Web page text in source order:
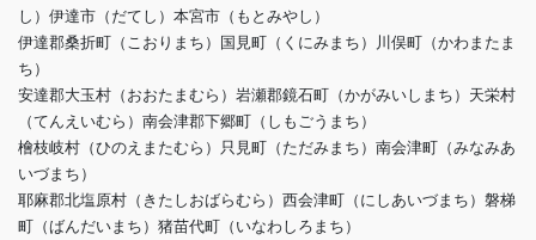
し）伊達市（だてし）本宮市（もとみやし）
伊達郡桑折町（こおりまち）国見町（くにみまち）川俣町（かわまたま
ち）
安達郡大玉村（おおたまむら）岩瀬郡鏡石町（かがみいしまち）天栄村
（てんえいむら）南会津郡下郷町（しもごうまち）
檜枝岐村（ひのえまたむら）只見町（ただみまち）南会津町（みなみあ
いづまち）
耶麻郡北塩原村（きたしおばらむら）西会津町（にしあいづまち）磐梯
町（ばんだいまち）猪苗代町（いなわしろまち）